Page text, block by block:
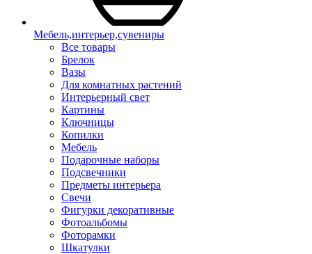
Мебель,интерьер,сувениры
Все товары
Брелок
Вазы
Для комнатных растений
Интерьерный свет
Картины
Ключницы
Копилки
Мебель
Подарочные наборы
Подсвечники
Предметы интерьера
Свечи
Фигурки декоративные
Фотоальбомы
Фоторамки
Шкатулки